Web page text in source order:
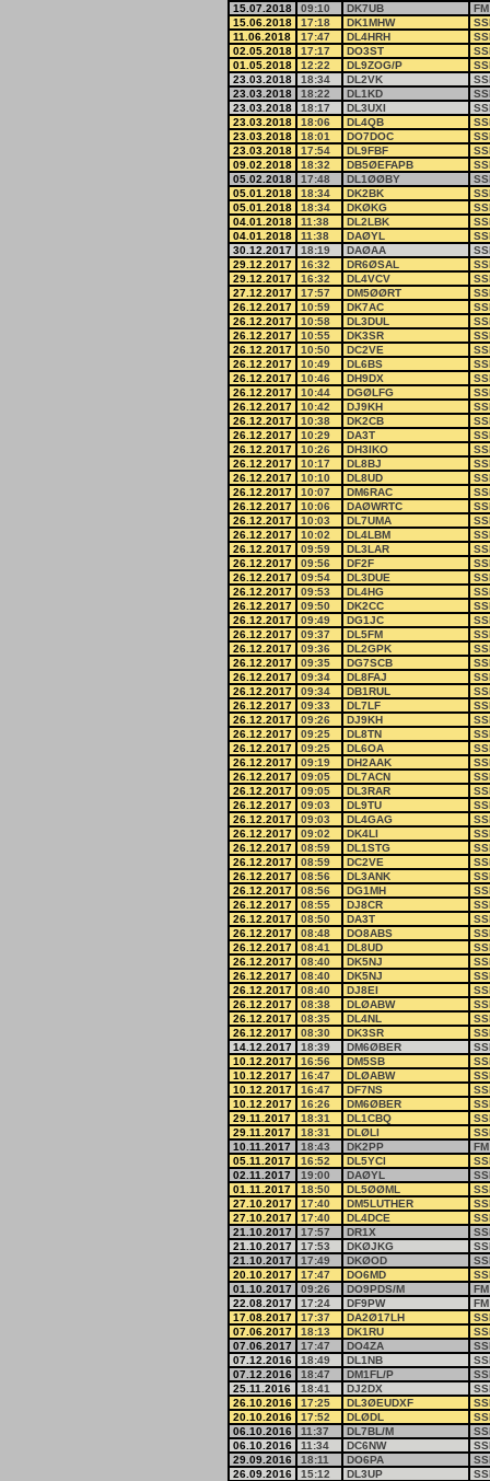
15.07.2018 09:10 DK7UB
FM
15.06.2018
17:18 DK1MHW
11.06.2018
17:47 DL4HRH
02.05.2018
17:17 DO3ST
01.05.2018
12:22 DL9ZOG/P
23.03.2018
18:34 DL2VK
23.03.2018
18:22 DL1KD
23.03.2018
18:17 DL3UXI
23.03.2018
18:06 DL4QB
23.03.2018
18:01 DO7DOC
23.03.2018
17:54 DL9FBF
09.02.2018
18:32 DB5ØEFAPB
05.02.2018
17:48 DL1ØØBY
05.01.2018
18:34 DK2BK
05.01.2018
18:34 DKØKG
04.01.2018
11:38 DL2LBK
04.01.2018
11:38 DAØYL
30.12.2017
18:19 DAØAA
29.12.2017
16:32 DR6ØSAL
29.12.2017
16:32 DL4VCV
27.12.2017
17:57 DM5ØØRT
26.12.2017
10:59 DK7AC
26.12.2017
10:58 DL3DUL
26.12.2017
10:55 DK3SR
26.12.2017
10:50 DC2VE
26.12.2017
10:49 DL6BS
26.12.2017
10:46 DH9DX
26.12.2017
10:44 DGØLFG
26.12.2017
10:42 DJ9KH
26.12.2017
10:38 DK2CB
26.12.2017
10:29 DA3T
26.12.2017
10:26 DH3IKO
26.12.2017
10:17 DL8BJ
26.12.2017
10:10 DL8UD
26.12.2017
10:07 DM6RAC
26.12.2017
10:06 DAØWRTC
26.12.2017
10:03 DL7UMA
26.12.2017
10:02 DL4LBM
26.12.2017
09:59 DL3LAR
26.12.2017
09:56 DF2F
26.12.2017
09:54 DL3DUE
26.12.2017
09:53 DL4HG
26.12.2017
09:50 DK2CC
26.12.2017
09:49 DG1JC
26.12.2017
09:37 DL5FM
26.12.2017
09:36 DL2GPK
26.12.2017
09:35 DG7SCB
26.12.2017
09:34 DL8FAJ
26.12.2017
09:34 DB1RUL
26.12.2017
09:33 DL7LF
26.12.2017
09:26 DJ9KH
26.12.2017
09:25 DL8TN
26.12.2017
09:25 DL6OA
26.12.2017
09:19 DH2AAK
26.12.2017
09:05 DL7ACN
26.12.2017
09:05 DL3RAR
26.12.2017
09:03 DL9TU
26.12.2017
09:03 DL4GAG
26.12.2017
09:02 DK4LI
26.12.2017
08:59 DL1STG
26.12.2017
08:59 DC2VE
26.12.2017
08:56 DL3ANK
26.12.2017
08:56 DG1MH
26.12.2017
08:55 DJ8CR
26.12.2017
08:50 DA3T
26.12.2017
08:48 DO8ABS
26.12.2017
08:41 DL8UD
26.12.2017
08:40 DK5NJ
26.12.2017
08:40 DK5NJ
26.12.2017
08:40 DJ8EI
26.12.2017
08:38 DLØABW
26.12.2017
08:35 DL4NL
26.12.2017
08:30 DK3SR
14.12.2017
18:39 DM6ØBER
10.12.2017
16:56 DM5SB
10.12.2017
16:47 DLØABW
10.12.2017
16:47 DF7NS
10.12.2017
16:26 DM6ØBER
29.11.2017
18:31 DL1CBQ
29.11.2017
18:31 DLØLI
10.11.2017
18:43 DK2PP
FM
05.11.2017
16:52 DL5YCI
02.11.2017
19:00 DAØYL
01.11.2017
18:50 DL5ØØML
27.10.2017
17:40 DM5LUTHER
27.10.2017
17:40 DL4DCE
21.10.2017
17:57 DR1X
21.10.2017
17:53 DKØJKG
21.10.2017
17:49 DKØOD
20.10.2017
17:47 DO6MD
01.10.2017
09:26 DO9PDS/M
FM
22.08.2017
17:24 DF9PW
FM
17.08.2017
17:37 DA2Ø17LH
07.06.2017
18:13 DK1RU
07.06.2017
17:47 DO4ZA
07.12.2016
18:49 DL1NB
07.12.2016
18:47 DM1FL/P
25.11.2016
18:41 DJ2DX
26.10.2016
17:25 DL3ØEUDXF
20.10.2016
17:52 DLØDL
06.10.2016
11:37 DL7BL/M
06.10.2016
11:34 DC6NW
29.09.2016
18:11 DO6PA
26.09.2016
15:12 DL3UP